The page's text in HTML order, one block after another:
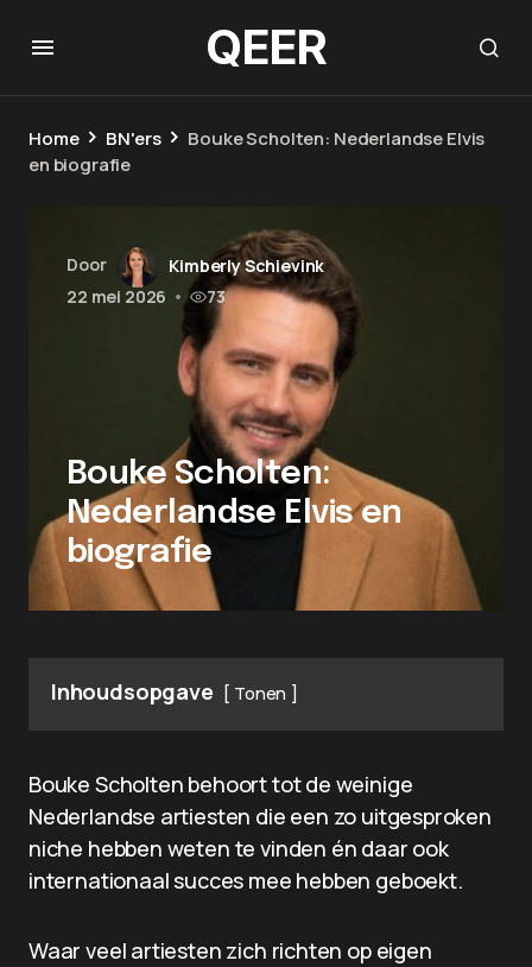
QEER
Home BN'ers
Bouke Scholten: Nederlandse Elvis
en biografie
Door
Kimberly Schievink
22 mei 2026 • 73
Bouke Scholten:
Nederlandse Elvis en
biografie
Inhoudsopgave Tonen
Bouke Scholten behoort tot de weinige
Nederlandse artiesten die een zo uitgesproken
niche hebben weten te vinden én daar ook
internationaal succes mee hebben geboekt.
Waar veel artiesten zich richten op eigen